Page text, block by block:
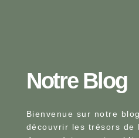
Notre Blog​
Bienvenue sur notre
découvrir les trésors de